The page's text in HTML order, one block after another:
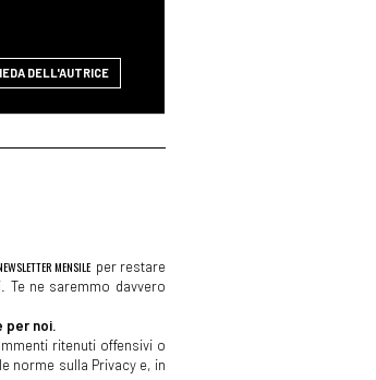
DELL'AUTRICE
MENSILE per restare
Te ne saremmo davvero
per noi.
ritenuti offensivi o
norme sulla Privacy e, in